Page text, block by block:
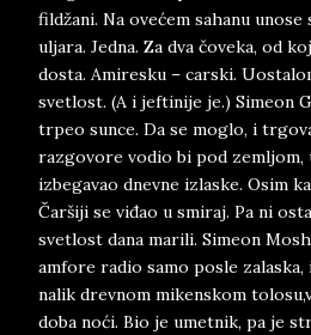
fildžani. Na ovećem sahanu unose
uljara. Jedna. Za dva čoveka, od
dosta. Amiresku – carski.
svetlost. (A i jeftinije je.) Simeon
trpeo sunce. Da se moglo, i
razgovore vodio bi pod zemljom,
izbegavao dnevne izlaske. Osim
Čaršiji se viđao u smiraj. Pa ni
svetlost dana marili. Simeon
amfore radio samo posle
nalik drevnom mikenskom
doba noći. Bio je umetnik, pa je